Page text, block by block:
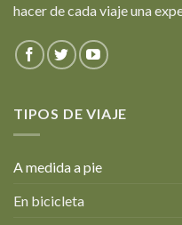
hacer de cada viaje una
TIPOS DE VIAJE
A medida a pie
En bicicleta